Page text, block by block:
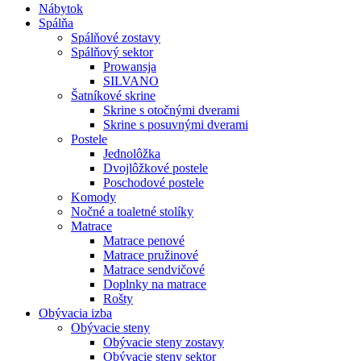
Nábytok
Spálňa
Spálňové zostavy
Spálňový sektor
Prowansja
SILVANO
Šatníkové skrine
Skrine s otočnými dverami
Skrine s posuvnými dverami
Postele
Jednolôžka
Dvojlôžkové postele
Poschodové postele
Komody
Nočné a toaletné stolíky
Matrace
Matrace penové
Matrace pružinové
Matrace sendvičové
Doplnky na matrace
Rošty
Obývacia izba
Obývacie steny
Obývacie steny zostavy
Obývacie steny sektor